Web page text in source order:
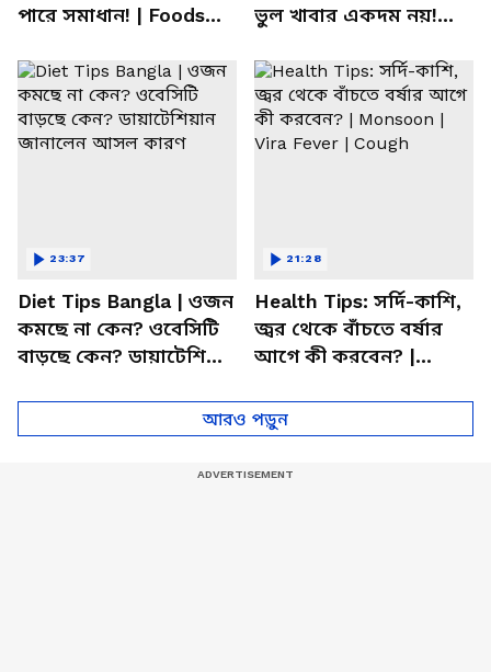
পারে সমাধান! | Foods
ভুল খাবার একদম নয়!
Diet Tips Bangla | ওজন
কমছে না কেন? ওবেসিটি
বাড়ছে কেন? ডায়াটেশিয়ান
23:37
Health Tips: সর্দি-কাশি,
জ্বর থেকে বাঁচতে বর্ষার
আগে কী করবেন? |
Cough
21:28
আরও পড়ুন